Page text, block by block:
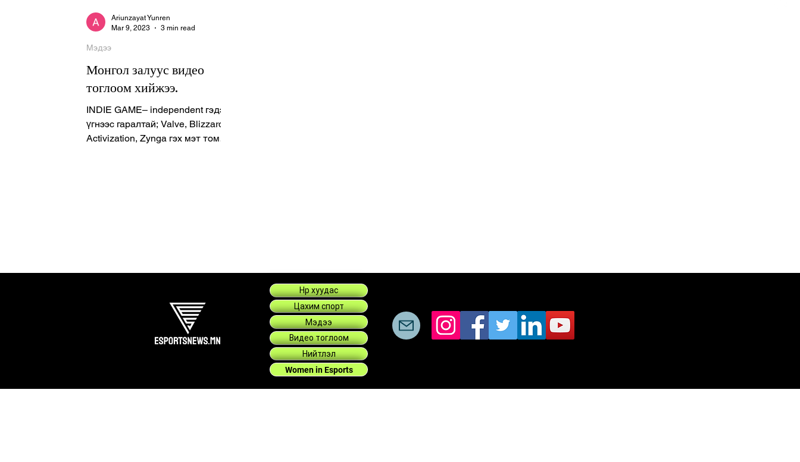
Монгол залуус видео
тоглоом хийжээ.
INDIE GAME– independent гэдэг
үгнээс гаралтай; Valve, Blizzard
Activization, Zynga гэх мэт том
Мэдээ
Ariunzayat Yunren
Mar 9, 2023
3 min read
Нүүр хуудас
Цахим спорт
Мэдээ
Видео тоглоом
Нийтлэл
Women in Esports